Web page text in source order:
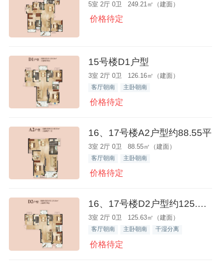
5室 2厅 0卫 249.21㎡（建面）
价格待定
15号楼D1户型
3室 2厅 0卫 126.16㎡（建面）
客厅朝南 主卧朝南
价格待定
16、17号楼A2户型约88.55平
3室 2厅 0卫 88.55㎡（建面）
客厅朝南 主卧朝南
价格待定
16、17号楼D2户型约125.63平
3室 2厅 0卫 125.63㎡（建面）
客厅朝南 主卧朝南 干湿分离
价格待定